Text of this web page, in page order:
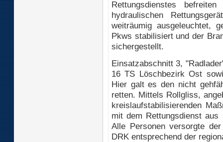
Rettungsdienstes
hydraulischen
weiträumig ausgeleuchtet,
Pkws stabilisiert und der
sichergestellt.
Einsatzabschnitt 3,
16 TS Löschbezirk Ost
Hier galt es den nicht
retten. Mittels Rollgliss,
kreislaufstabilisierenden
mit dem Rettungsdienst
Alle Personen versorgte
DRK entsprechend der